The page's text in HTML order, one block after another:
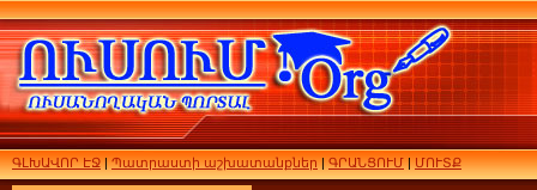
ԳԼԽԱՎՈՐ ԷՋ|Պատրաստի աշխատանքներ|ԳՐԱՆՑՈՒՄ|ՄՈՒՏՔ